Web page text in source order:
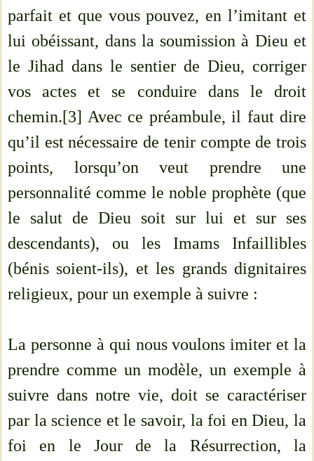
parfait et que vous pouvez, en l’imitant et
lui obéissant, dans la soumission à Dieu et
le Jihad dans le sentier de Dieu, corriger
vos actes et se conduire dans le droit
chemin.[3] Avec ce préambule, il faut dire
qu’il est nécessaire de tenir compte de trois
points, lorsqu’on veut prendre une
personnalité comme le noble prophète (que
le salut de Dieu soit sur lui et sur ses
descendants), ou les Imams Infaillibles
(bénis soient-ils), et les grands dignitaires
religieux, pour un exemple à suivre :
La personne à qui nous voulons imiter et la
prendre comme un modèle, un exemple à
suivre dans notre vie, doit se caractériser
par la science et le savoir, la foi en Dieu, la
foi en le Jour de la Résurrection, la